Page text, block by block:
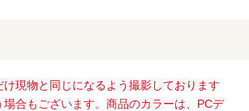
現物と同じになるよう撮影しております
合もございます。商品のカラーは、PCデ